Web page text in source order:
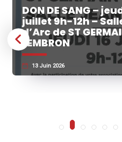
DON DE SANG –
juillet 9h-12h –
d’Arc de ST
LEMBRON
13 Juin 2026